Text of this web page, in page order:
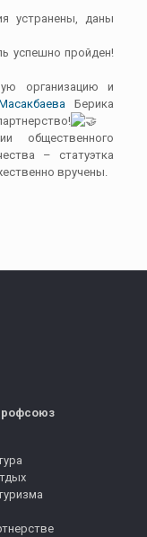
устранены, даны
успешно пройден!
организацию и
Берика
общественного
– статуэтка
вручены.